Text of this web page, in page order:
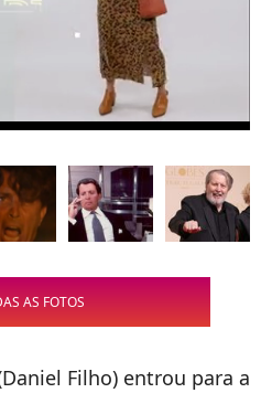
AS FOTOS
Filho) entrou para a